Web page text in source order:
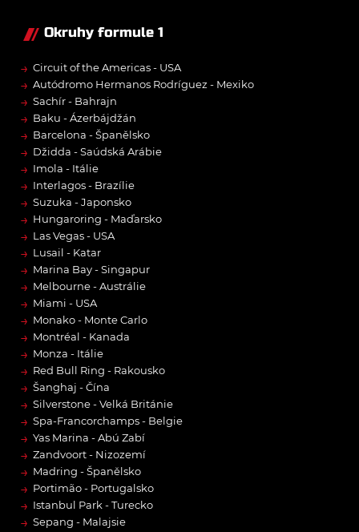
Okruhy formule 1
→ Circuit of the Americas - USA
→ Autódromo Hermanos Rodríguez - Mexiko
→ Sachír - Bahrajn
→ Baku - Ázerbájdžán
→ Barcelona - Španělsko
→ Džidda - Saúdská Arábie
→ Imola - Itálie
→ Interlagos - Brazílie
→ Suzuka - Japonsko
→ Hungaroring - Maďarsko
→ Las Vegas - USA
→ Lusail - Katar
→ Marina Bay - Singapur
→ Melbourne - Austrálie
→ Miami - USA
→ Monako - Monte Carlo
→ Montréal - Kanada
→ Monza - Itálie
→ Red Bull Ring - Rakousko
→ Šanghaj - Čína
→ Silverstone - Velká Británie
→ Spa-Francorchamps - Belgie
→ Yas Marina - Abú Zabí
→ Zandvoort - Nizozemí
→ Madring - Španělsko
→ Portimão - Portugalsko
→ Istanbul Park - Turecko
→ Sepang - Malajsie